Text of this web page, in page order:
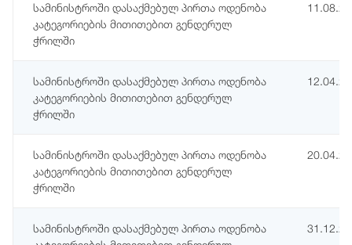
სამინისტროში დასაქმებულ პირთა ოდენობა
კატეგორიების მითითებით გენდერულ
ჭრილში
სამინისტროში დასაქმებულ პირთა ოდენობა
კატეგორიების მითითებით გენდერულ
ჭრილში
სამინისტროში დასაქმებულ პირთა ოდენობა
კატეგორიების მითითებით გენდერულ
ჭრილში
სამინისტროში დასაქმებულ პირთა ოდენობა